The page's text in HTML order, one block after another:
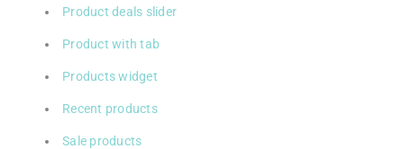
Product deals slider
Product with tab
Products widget
Recent products
Sale products